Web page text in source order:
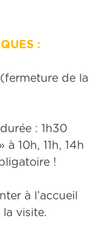
:
de la
: 1h30
10h, 11h, 14h
!
à l’accueil
la visite.